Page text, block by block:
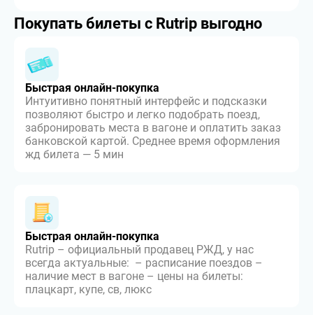
Покупать билеты с Rutrip выгодно
Быстрая онлайн-покупка
Интуитивно понятный интерфейс и подсказки
позволяют быстро и легко подобрать поезд,
забронировать места в вагоне и оплатить заказ
банковской картой. Среднее время оформления
жд билета — 5 мин
Быстрая онлайн-покупка
Rutrip – официальный продавец РЖД, у нас
всегда актуальные: – расписание поездов –
наличие мест в вагоне – цены на билеты:
плацкарт, купе, св, люкс